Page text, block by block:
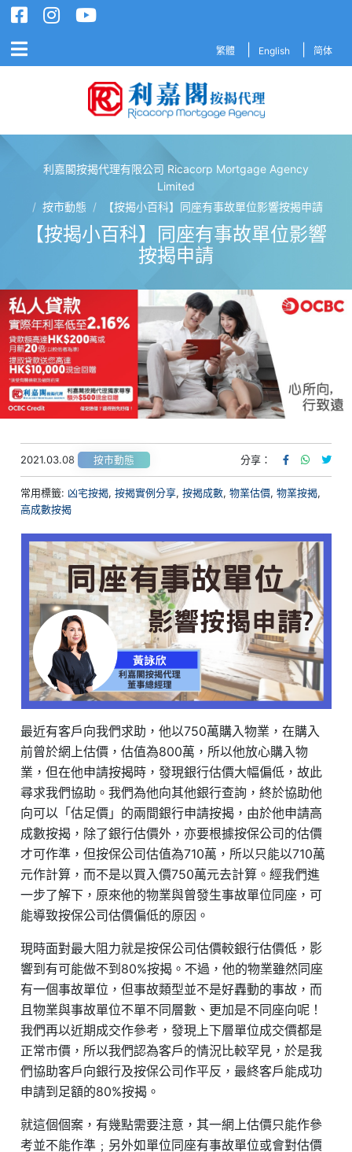
繁體 English 简体
利嘉閣按揭代理有限公司 Ricacorp Mortgage Agency
Limited
/ 按市動態 / 【按揭小百科】同座有事故單位影響按揭申請
【按揭小百科】同座有事故單位影響
按揭申請
2021.03.08 按市動態 分享：
常用標籤: 凶宅按揭,按揭實例分享,按揭成數,物業估價,物業按揭,
高成數按揭
最近有客戶向我們求助，他以750萬購入物業，在購入
前曾於網上估價，估值為800萬，所以他放心購入物
業，但在他申請按揭時，發現銀行估價大幅偏低，故此
尋求我們協助。我們為他向其他銀行查詢，終於協助他
向可以「估足價」的兩間銀行申請按揭，由於他申請高
成數按揭，除了銀行估價外，亦要根據按保公司的估價
才可作準，但按保公司估值為710萬，所以只能以710萬
元作計算，而不是以買入價750萬元去計算。經我們進
一步了解下，原來他的物業與曾發生事故單位同座，可
能導致按保公司估價偏低的原因。
現時面對最大阻力就是按保公司估價較銀行估價低，影
響到有可能做不到80%按揭。不過，他的物業雖然同座
有一個事故單位，但事故類型並不是好轟動的事故，而
且物業與事故單位不單不同層數、更加是不同座向呢！
我們再以近期成交作參考，發現上下層單位成交價都是
正常市價，所以我們認為客戶的情況比較罕見，於是我
們協助客戶向銀行及按保公司作平反，最終客戶能成功
申請到足額的80%按揭。
就這個個案，有幾點需要注意，其一網上估價只能作參
考並不能作準﹔另外如單位同座有事故單位或會對估價